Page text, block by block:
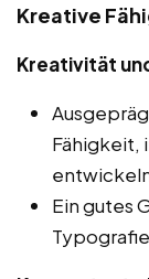
Kreative
Kreativität
Fähigkeit,
Ein gutes